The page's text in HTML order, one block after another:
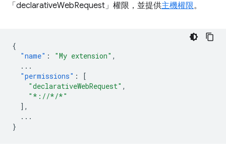
「declarativeWebRequest」權限，並提供主機權限。
{
"name" : "My extension" ,
...
"permissions" :
[
"declarativeWebRequest" ,
"*://*/*"
],
...
}